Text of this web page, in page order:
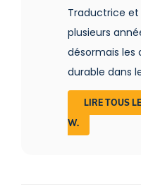
Traductrice
plusieurs
désormais les
durable dans
Tout en
permettre à
LIRE TOUS
W.